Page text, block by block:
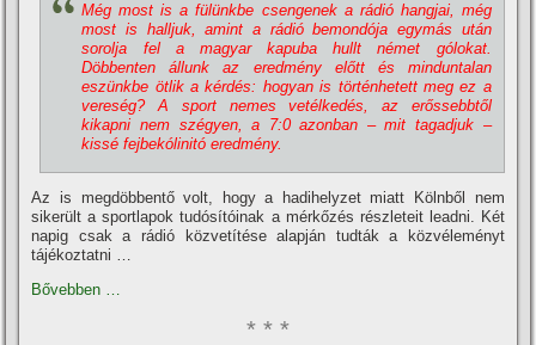
Még most is a fülünkbe csengenek a rádió hangjai, még
most is halljuk, amint a rádió bemondója egymás után
sorolja fel a magyar kapuba hullt német gólokat.
Döbbenten állunk az eredmény előtt és minduntalan
eszünkbe ötlik a kérdés: hogyan is történhetett meg ez a
vereség? A sport nemes vetélkedés, az erőssebbtől
kikapni nem szégyen, a 7:0 azonban – mit tagadjuk –
kissé fejbekólinitó eredmény.
Az is megdöbbentő volt, hogy a hadihelyzet miatt Kölnből nem
sikerült a sportlapok tudósí­tóinak a mérkőzés részleteit leadni. Két
napig csak a rádió közvetí­tése alapján tudták a közvéleményt
tájékoztatni …
Bővebben …
* * *